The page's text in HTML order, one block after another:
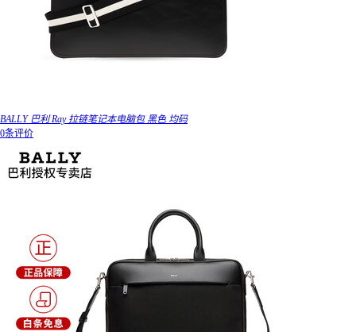
BALLY 巴利 Ray 拉链笔记本电脑包 黑色 均码
0条评价